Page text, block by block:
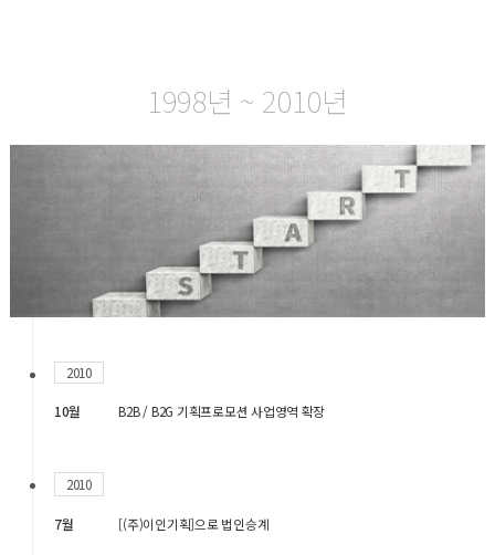
1998년 ~ 2010년
2010
10월 B2B / B2G 기획프로모션 사업영역 확장
2010
7월 [(주)이인기획]으로 법인승계